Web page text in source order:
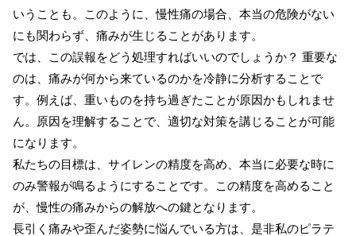
いうことも。このように、慢性痛の場合、本当の危険がない
にも関わらず、痛みが生じることがあります。
では、この誤報をどう処理すればいいのでしょうか？ 重要な
のは、痛みが何から来ているのかを冷静に分析することで
す。例えば、重いものを持ち過ぎたことが原因かもしれませ
ん。原因を理解することで、適切な対策を講じることが可能
になります。
私たちの目標は、サイレンの精度を高め、本当に必要な時に
のみ警報が鳴るようにすることです。この精度を高めること
が、慢性の痛みからの解放への鍵となります。
長引く痛みや歪んだ姿勢に悩んでいる方は、是非私のピラテ